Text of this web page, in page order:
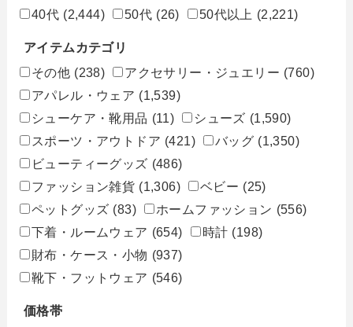
40代 (2,444) 50代 (26) 50代以上 (2,221)
アイテムカテゴリ
その他 (238) アクセサリー・ジュエリー (760)
アパレル・ウェア (1,539)
シューケア・靴用品 (11) シューズ (1,590)
スポーツ・アウトドア (421) バッグ (1,350)
ビューティーグッズ (486)
ファッション雑貨 (1,306) ベビー (25)
ペットグッズ (83) ホームファッション (556)
下着・ルームウェア (654) 時計 (198)
財布・ケース・小物 (937)
靴下・フットウェア (546)
価格帯